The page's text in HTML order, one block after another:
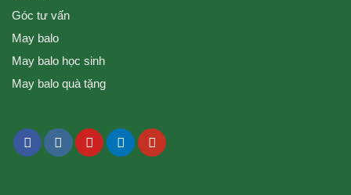
Góc tư vấn
May balo
May balo học sinh
May balo quà tặng